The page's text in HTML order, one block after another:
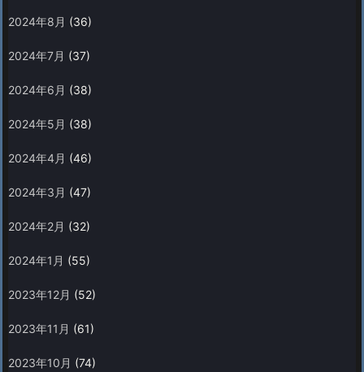
2024年8月 (36)
2024年7月 (37)
2024年6月 (38)
2024年5月 (38)
2024年4月 (46)
2024年3月 (47)
2024年2月 (32)
2024年1月 (55)
2023年12月 (52)
2023年11月 (61)
2023年10月 (74)